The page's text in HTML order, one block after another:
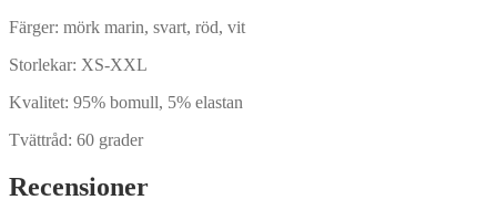
Färger: mörk marin, svart, röd, vit
Storlekar: XS-XXL
Kvalitet: 95% bomull, 5% elastan
Tvättråd: 60 grader
Recensioner